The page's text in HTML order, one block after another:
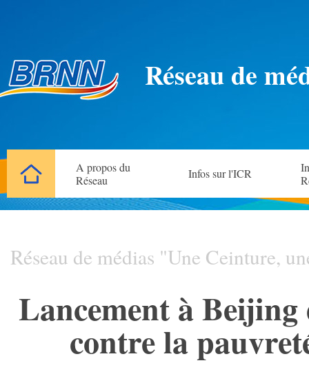
Réseau de
A propos du
Réseau
Infos sur l'ICR
Réseau de médias "Une Ceinture,
Lancement à
contre la